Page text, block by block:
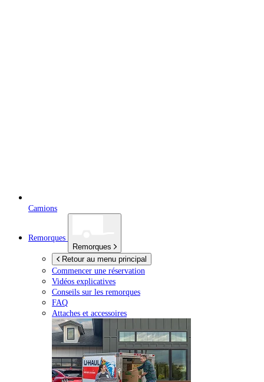
Camions
Remorques
Remorques
Retour au menu principal
Commencer une réservation
Vidéos explicatives
Conseils sur les remorques
FAQ
Attaches et accessoires